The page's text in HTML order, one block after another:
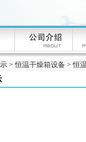
>恒温干燥箱设备 >恒